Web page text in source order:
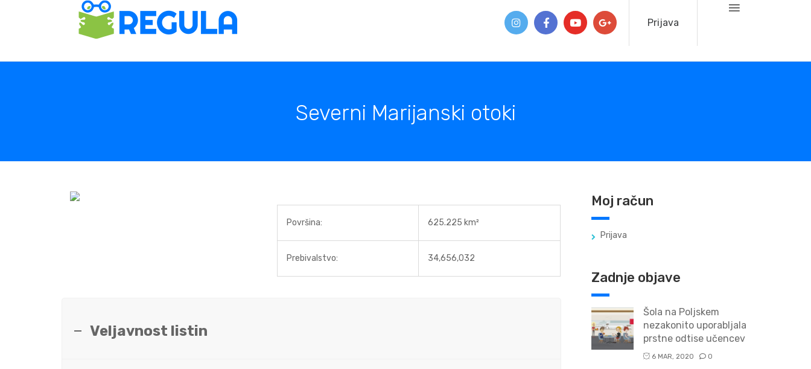
Prijava
Severni Marijanski otoki
Površina: 625.225 km²
Prebivalstvo: 34,656,032
Veljavnost listin
Moj račun
Prijava
Zadnje objave
Šola na Poljskem
nezakonito uporabljala
prstne odtise učencev
6 MAR, 2020 0